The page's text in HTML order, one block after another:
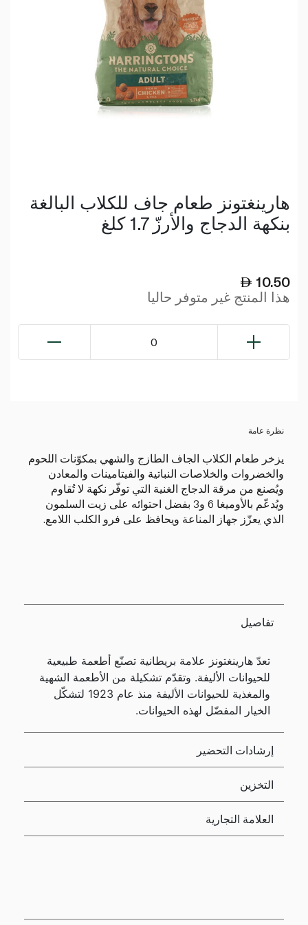
هارينغتونز طعام جاف للكلاب البالغة
بنكهة الدجاج والأرزّ 1.7 كلغ
10.50
هذا المنتج غير متوفر حاليا
0
نظرة عامة
يزخر طعام الكلاب الجاف الطازج والشهي بمكوّنات اللحوم
والخضروات والخلاصات النباتية والفيتامينات والمعادن
ويُصنع من مرقة الدجاج الغنية التي توفّر نكهة لا تُقاوم
ويُدعّم بالأوميغا 6 و3 بفضل احتوائه على زيت السلمون
الذي يعزّز جهاز المناعة ويحافظ على فرو الكلب اللامع.
تفاصيل
تعدّ هارينغتونز علامة بريطانية تصنّع أطعمة طبيعية
للحيوانات الأليفة. وتقدّم تشكيلة من الأطعمة الشهية
والمغذية للحيوانات الأليفة منذ عام 1923 لتشكّل
الخيار المفضّل لهذه الحيوانات.
إرشادات التحضير
التخزين
العلامة التجارية